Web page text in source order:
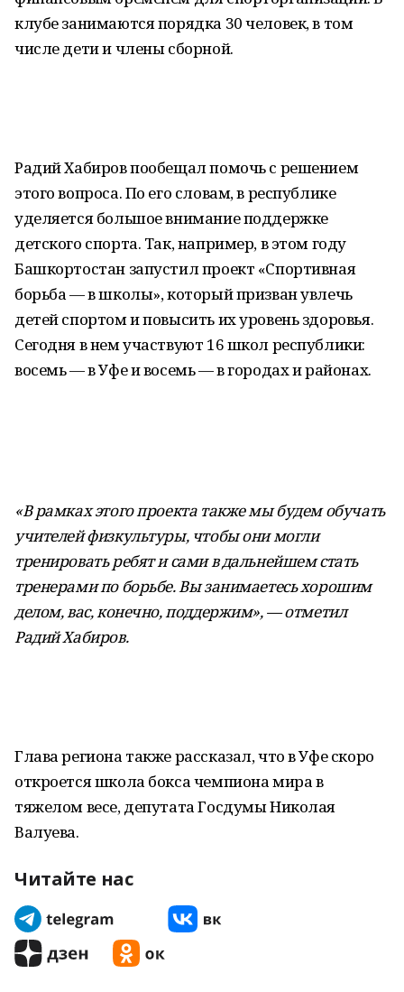
клубе занимаются порядка 30 человек, в том
числе дети и члены сборной.
Радий Хабиров пообещал помочь с решением
этого вопроса. По его словам, в республике
уделяется большое внимание поддержке
детского спорта. Так, например, в этом году
Башкортостан запустил проект «Спортивная
борьба — в школы», который призван увлечь
детей спортом и повысить их уровень здоровья.
Сегодня в нем участвуют 16 школ республики:
восемь — в Уфе и восемь — в городах и районах.
«В рамках этого проекта также мы будем обучать
учителей физкультуры, чтобы они могли
тренировать ребят и сами в дальнейшем стать
тренерами по борьбе. Вы занимаетесь хорошим
делом, вас, конечно, поддержим», — отметил
Радий Хабиров.
Глава региона также рассказал, что в Уфе скоро
откроется школа бокса чемпиона мира в
тяжелом весе, депутата Госдумы Николая
Валуева.
Читайте нас